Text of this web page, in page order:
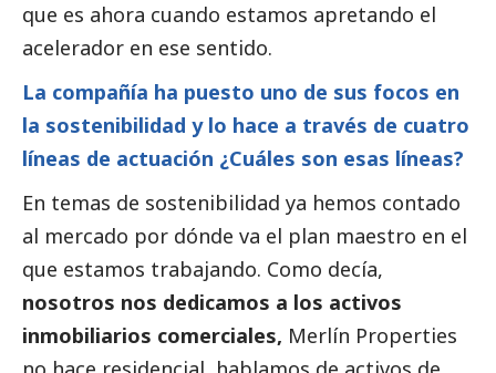
que es ahora cuando estamos apretando el
acelerador en ese sentido.
La compañía ha puesto uno de sus focos en
la sostenibilidad y lo hace a través de cuatro
líneas de actuación ¿Cuáles son esas líneas?
En temas de sostenibilidad ya hemos contado
al mercado por dónde va el plan maestro en el
que estamos trabajando. Como decía,
nosotros nos dedicamos a los activos
inmobiliarios comerciales, Merlín Properties